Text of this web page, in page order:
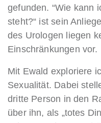
gefunden. “Wie kann
steht?“ ist sein
des Urologen liegen
Einschränkungen vor.
Mit Ewald exploriere
Sexualität. Dabei
dritte Person in den
über ihn, als „totes